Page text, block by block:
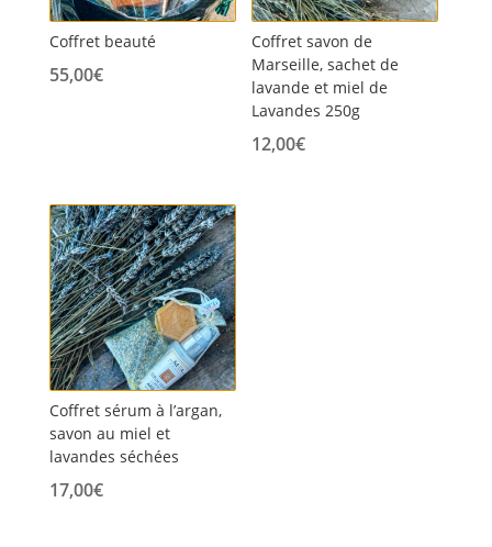
Coffret beauté
55,00€
Coffret savon de
Marseille, sachet de
lavande et miel de
Lavandes 250g
12,00€
Coffret sérum à l’argan,
savon au miel et
lavandes séchées
17,00€